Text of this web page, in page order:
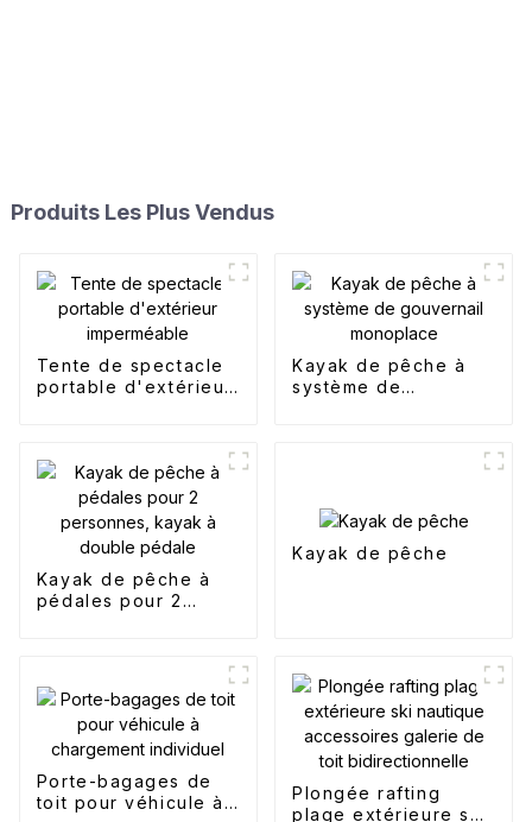
Produits Les Plus Vendus
Tente de spectacle
portable d'extérieur
Kayak de pêche à
système de
Kayak de pêche à
pédales pour 2
Kayak de pêche
Porte-bagages de
toit pour véhicule à
Plongée rafting
plage extérieure ski